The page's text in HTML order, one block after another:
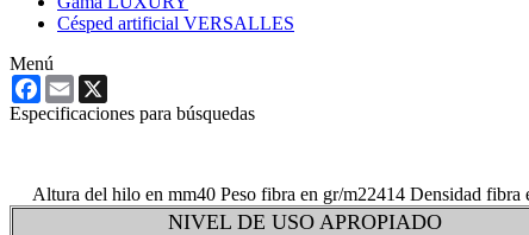
Césped artificial VERSALLES
Menú
Facebook
Email
Especificaciones para búsquedas
Altura del hilo en mm40 Peso fibra en gr/m22414 Densidad fibra
NIVEL DE USO APROPIADO